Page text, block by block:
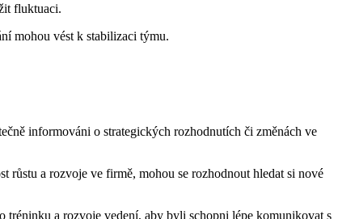
fluktuaci.
mohou vést k stabilizaci týmu.
informováni o strategických rozhodnutích či změnách ve
růstu a rozvoje ve firmě, mohou se rozhodnout hledat si nové
tréninku a rozvoje vedení, aby byli schopni lépe komunikovat s